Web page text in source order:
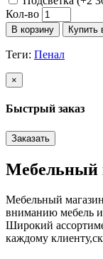
Кол-во
В корзину Купить
Теги: Пенал
×
Быстрый заказ
Заказать
Мебельный
Мебельный
вниманию мебель
Широкий
каждому